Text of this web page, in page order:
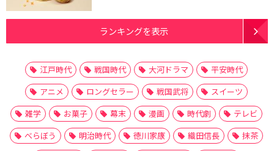
ランキングを表示
江戸時代 戦国時代 大河ドラマ
平安時代
アニメ
ロングセラー 戦国武将
スイーツ
雑学
お菓子 幕末 漫画 時代劇
テレビ
べらぼう
明治時代 徳川家康 織田信長
抹茶